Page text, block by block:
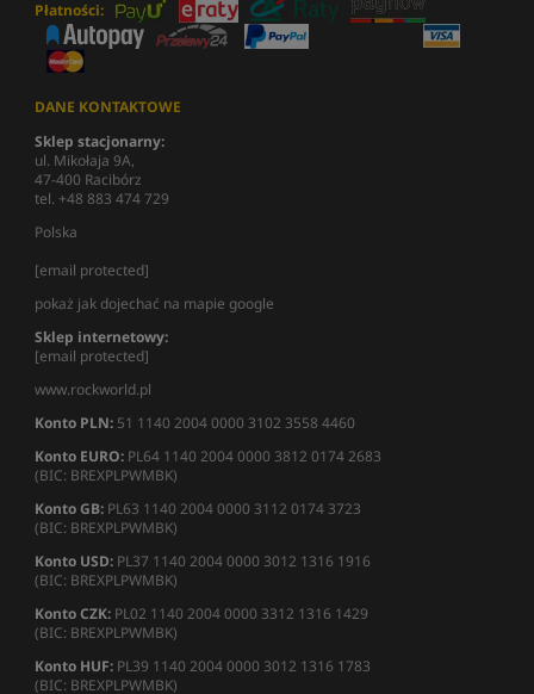
Płatności:
DANE KONTAKTOWE
Sklep stacjonarny:
ul. Mikołaja 9A,
47-400 Racibórz
tel. +48 883 474 729
Polska
[email protected]
pokaż jak dojechać na mapie google
Sklep internetowy:
[email protected]
www.rockworld.pl
Konto PLN: 51 1140 2004 0000 3102 3558 4460
Konto EURO: PL64 1140 2004 0000 3812 0174 2683
(BIC: BREXPLPWMBK)
Konto GB: PL63 1140 2004 0000 3112 0174 3723
(BIC: BREXPLPWMBK)
Konto USD: PL37 1140 2004 0000 3012 1316 1916
(BIC: BREXPLPWMBK)
Konto CZK: PL02 1140 2004 0000 3312 1316 1429
(BIC: BREXPLPWMBK)
Konto HUF: PL39 1140 2004 0000 3012 1316 1783
(BIC: BREXPLPWMBK)